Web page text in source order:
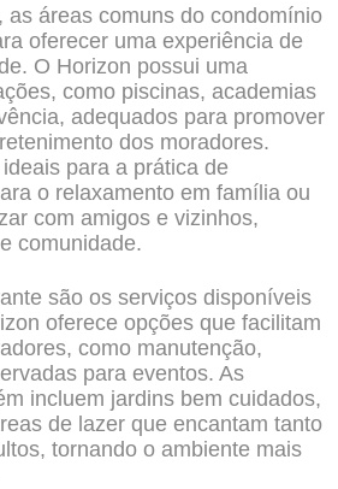
as áreas comuns do condomínio
oferecer uma experiência de
O Horizon possui uma
como piscinas, academias
adequados para promover
dos moradores.
para a prática de
o relaxamento em família ou
com amigos e vizinhos,
comunidade.
são os serviços disponíveis
oferece opções que facilitam
como manutenção,
para eventos. As
incluem jardins bem cuidados,
de lazer que encantam tanto
tornando o ambiente mais